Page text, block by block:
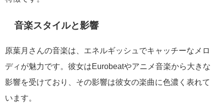
音楽スタイルと影響
原葉月さんの音楽は、エネルギッシュでキャッチーなメロ
ディが魅力です。彼女はEurobeatやアニメ音楽から大きな
影響を受けており、その影響は彼女の楽曲に色濃く表れて
います。